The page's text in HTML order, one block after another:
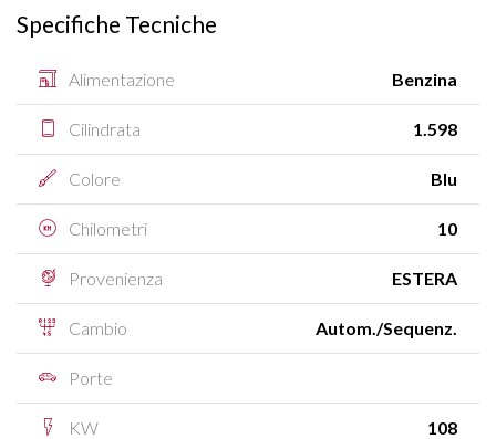
Specifiche Tecniche
Alimentazione Benzina
Cilindrata 1.598
Colore Blu
Chilometri 10
Provenienza ESTERA
Cambio Autom./Sequenz.
Porte
KW 108